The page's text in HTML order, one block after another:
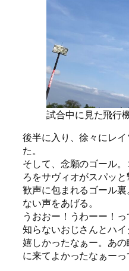
試合中に見た飛行
後半に入り、徐々にレ
た。
そして、念願のゴール
ろをサヴィオがスパッと
歓声に包まれるゴール
ない声をあげる。
うおおー！うわーー！っ
知らないおじさんとハイ
嬉しかったなぁー。あ
に来てよかったなぁーっ